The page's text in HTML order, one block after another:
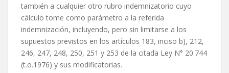
también a cualquier otro rubro indemnizatorio cuyo
cálculo tome como parámetro a la referida
indemnización, incluyendo, pero sin limitarse a los
supuestos previstos en los artículos 183, inciso b), 212,
246, 247, 248, 250, 251 y 253 de la citada Ley N° 20.744
(t.o.1976) y sus modificatorias.